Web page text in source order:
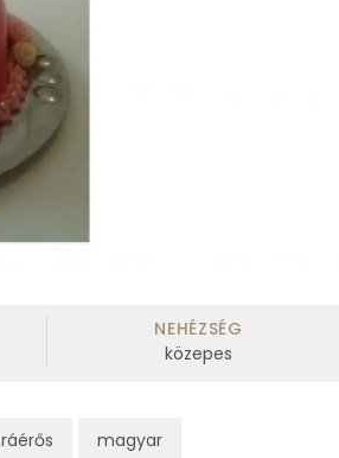
NEHÉZSÉG
közepes
ráérős magyar